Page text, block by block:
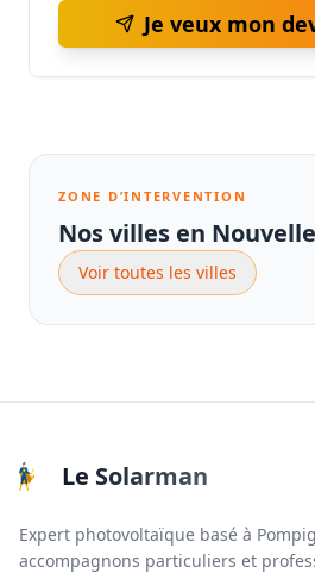
Je veux mon
ZONE D’INTERVENTION
Nos villes en
Voir toutes les villes
Le Solarman
Expert photovoltaïque basé à
accompagnons particuliers et